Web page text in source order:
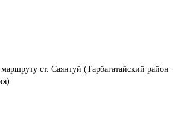
ст. Саянтуй (Тарбагатайский район